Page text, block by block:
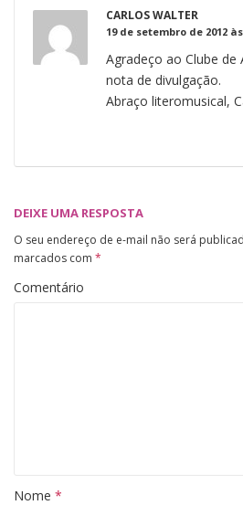
CARLOS WALTER
19 de setembro de 2012 às
Agradeço ao Clube de
nota de divulgação.
Abraço literomusical,
DEIXE UMA RESPOSTA
O seu endereço de e-mail não será
marcados com *
Comentário
Nome *